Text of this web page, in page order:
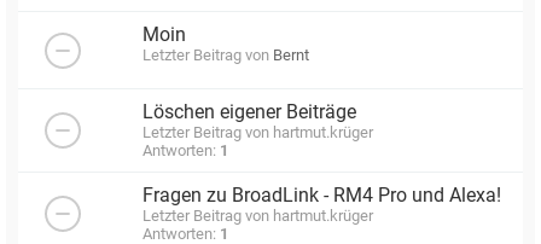
Moin
Letzter Beitrag von Bernt
Löschen eigener Beiträge
Letzter Beitrag von hartmut.krüger
Antworten: 1
Fragen zu BroadLink - RM4 Pro und Alexa!
Letzter Beitrag von hartmut.krüger
Antworten: 1